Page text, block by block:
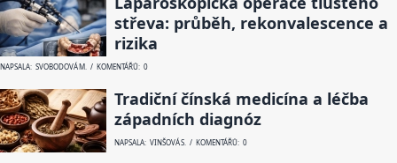
střeva: průběh, rekonvalescence a
rizika
NAPSALA: SVOBODOVÁ M. / KOMENTÁŘŮ: 0
Tradiční čínská medicína a léčba
západních diagnóz
NAPSALA: VINŠOVÁ S. / KOMENTÁŘŮ: 0